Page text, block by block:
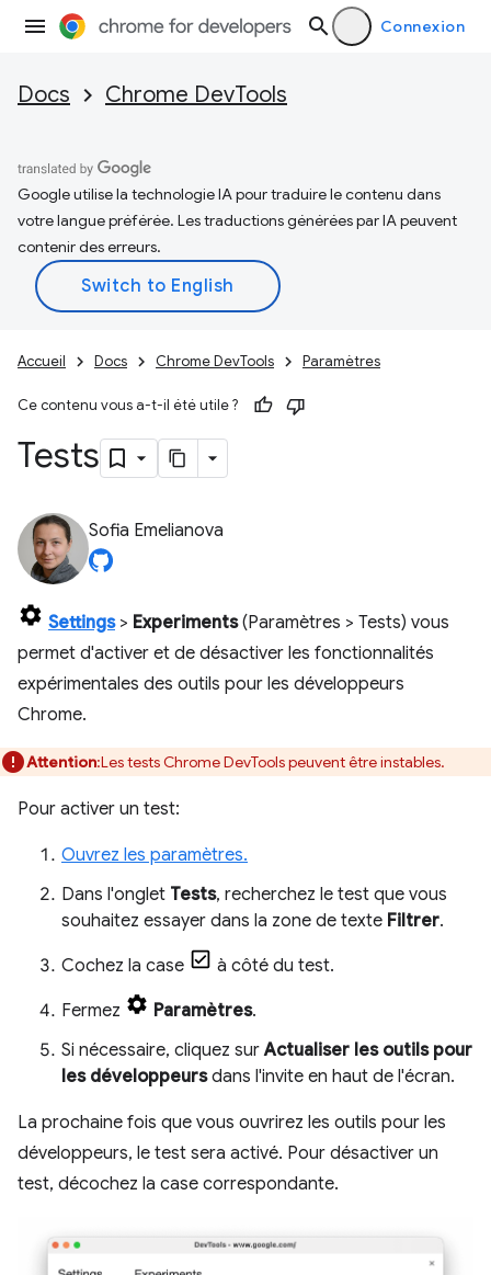
Connexion
Docs Chrome DevTools
Google utilise la technologie IA pour traduire le contenu dans
votre langue préférée. Les traductions générées par IA peuvent
contenir des erreurs.
Accueil Docs Chrome DevTools Paramètres
Ce contenu vous a-t-il été utile ?
Tests
Sofia Emelianova
Settings> Experiments(Paramètres > Tests) vous
permet d'activer et de désactiver les fonctionnalités
expérimentales des outils pour les développeurs
Chrome.
Attention:Les tests Chrome DevTools peuvent être instables.
Pour activer un test:
Ouvrez les paramètres.
Dans l'onglet Tests, recherchez le test que vous
souhaitez essayer dans la zone de texte Filtrer.
Cochez la case à côté du test.
Fermez Paramètres.
Si nécessaire, cliquez surActualiser les outils pour
les développeursdans l'invite en haut de l'écran.
La prochaine fois que vous ouvrirez les outils pour les
développeurs, le test sera activé. Pour désactiver un
test, décochez la case correspondante.